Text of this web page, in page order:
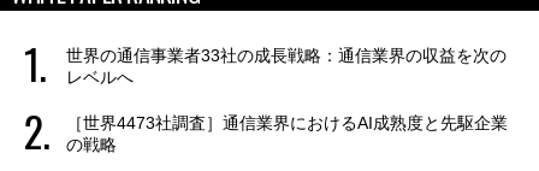
世界の通信事業者33社の成長戦略：通信業界の収益を次の
レベルへ
［世界4473社調査］通信業界におけるAI成熟度と先駆企業
の戦略